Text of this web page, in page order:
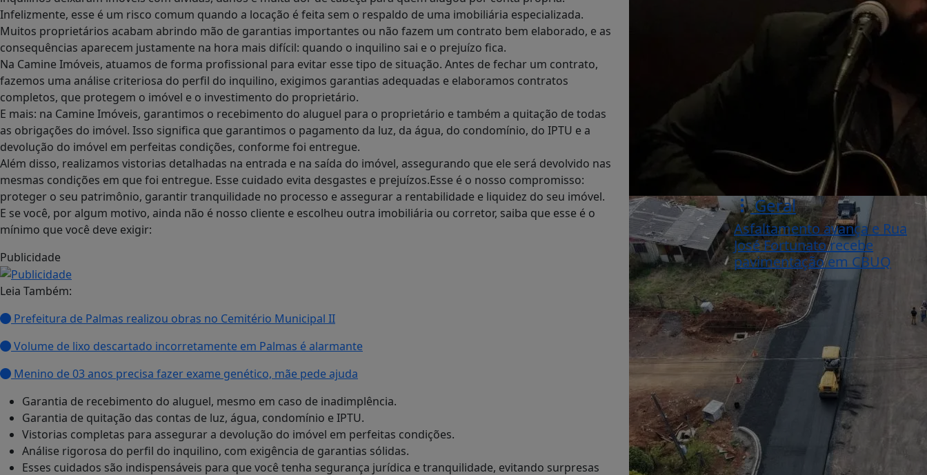
Infelizmente, esse é um risco comum quando a locação é feita sem o respaldo de uma imobiliária especializada.
Muitos proprietários acabam abrindo mão de garantias importantes ou não fazem um contrato bem elaborado, e as
consequências aparecem justamente na hora mais difícil: quando o inquilino sai e o prejuízo fica.
Na Camine Imóveis, atuamos de forma profissional para evitar esse tipo de situação. Antes de fechar um contrato,
fazemos uma análise criteriosa do perfil do inquilino, exigimos garantias adequadas e elaboramos contratos
completos, que protegem o imóvel e o investimento do proprietário.
E mais: na Camine Imóveis, garantimos o recebimento do aluguel para o proprietário e também a quitação de todas
as obrigações do imóvel. Isso significa que garantimos o pagamento da luz, da água, do condomínio, do IPTU e a
devolução do imóvel em perfeitas condições, conforme foi entregue.
Além disso, realizamos vistorias detalhadas na entrada e na saída do imóvel, assegurando que ele será devolvido nas
mesmas condições em que foi entregue. Esse cuidado evita desgastes e prejuízos.Esse é o nosso compromisso:
proteger o seu patrimônio, garantir tranquilidade no processo e assegurar a rentabilidade e liquidez do seu imóvel.
E se você, por algum motivo, ainda não é nosso cliente e escolheu outra imobiliária ou corretor, saiba que esse é o
mínimo que você deve exigir:
Publicidade
Leia Também:
Prefeitura de Palmas realizou obras no Cemitério Municipal II
Volume de lixo descartado incorretamente em Palmas é alarmante
Menino de 03 anos precisa fazer exame genético, mãe pede ajuda
Garantia de recebimento do aluguel, mesmo em caso de inadimplência.
Garantia de quitação das contas de luz, água, condomínio e IPTU.
Vistorias completas para assegurar a devolução do imóvel em perfeitas condições.
Análise rigorosa do perfil do inquilino, com exigência de garantias sólidas.
Esses cuidados são indispensáveis para que você tenha segurança jurídica e tranquilidade, evitando surpresas
Geral
Asfaltamento avança e Rua
José Fortunato recebe
pavimentação em CBUQ